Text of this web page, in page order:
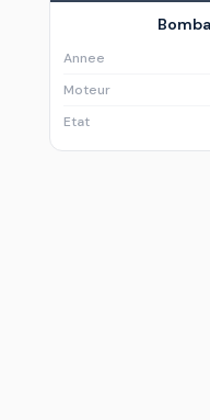
Annee
Moteur
Etat